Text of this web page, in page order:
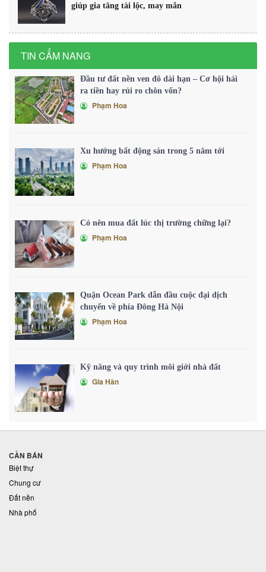
giúp gia tăng tài lộc, may mắn
TIN CẨM NANG
Đầu tư đất nền ven đô dài hạn – Cơ hội hái
ra tiền hay rủi ro chôn vốn?
Phạm Hoa
Xu hướng bất động sản trong 5 năm tới
Phạm Hoa
Có nên mua đất lúc thị trường chững lại?
Phạm Hoa
Quận Ocean Park dẫn đầu cuộc đại dịch
chuyển về phía Đông Hà Nội
Phạm Hoa
Kỹ năng và quy trình môi giới nhà đất
Gia Hân
CẦN BÁN
Biệt thự
Chung cư
Đất nền
Nhà phố